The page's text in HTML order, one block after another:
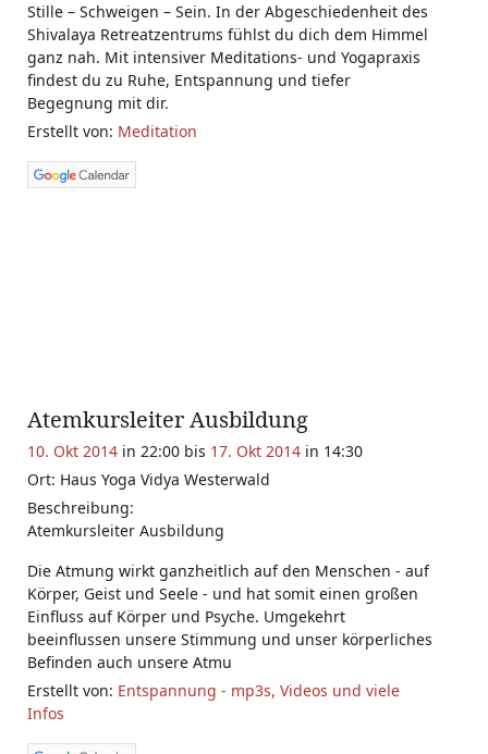
Stille – Schweigen – Sein. In der Abgeschiedenheit des
Shivalaya Retreatzentrums fühlst du dich dem Himmel
ganz nah. Mit intensiver Meditations- und Yogapraxis
findest du zu Ruhe, Entspannung und tiefer
Begegnung mit dir.
Erstellt von: Meditation
Atemkursleiter Ausbildung
10. Okt 2014 in 22:00 bis 17. Okt 2014 in 14:30
Ort: Haus Yoga Vidya Westerwald
Beschreibung:
Atemkursleiter Ausbildung
Die Atmung wirkt ganzheitlich auf den Menschen - auf
Körper, Geist und Seele - und hat somit einen großen
Einfluss auf Körper und Psyche. Umgekehrt
beeinflussen unsere Stimmung und unser körperliches
Befinden auch unsere Atmu
Erstellt von: Entspannung - mp3s, Videos und viele
Infos